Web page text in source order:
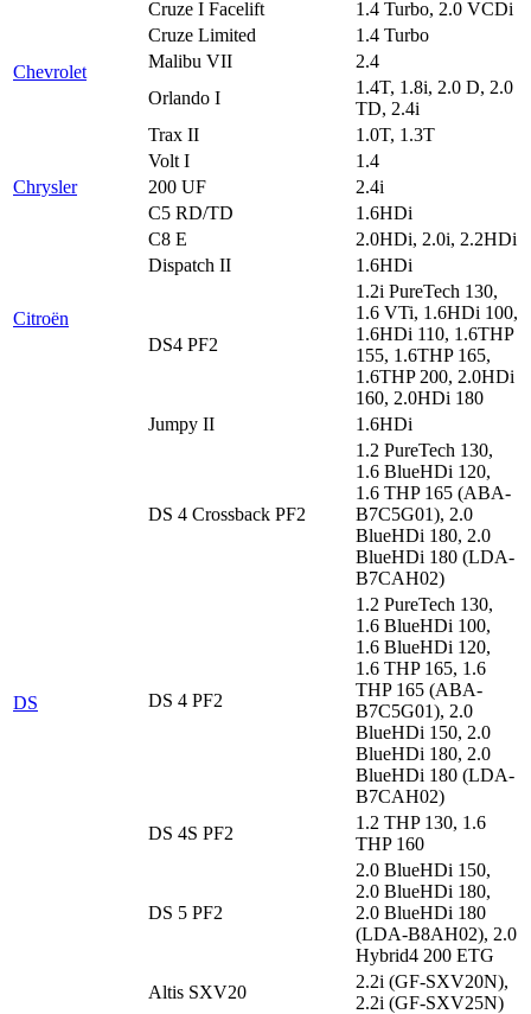
Chevrolet
Cruze I Facelift
1.4 Turbo, 2.0 VCDi
Cruze Limited
1.4 Turbo
Malibu VII
2.4
Orlando I
1.4T, 1.8i, 2.0 D, 2.0
TD, 2.4i
Trax II
1.0T, 1.3T
Volt I
1.4
Chrysler
200 UF 2.4i
Citroën
C5 RD/TD
1.6HDi
C8 E
2.0HDi, 2.0i, 2.2HDi
Dispatch II
1.6HDi
DS4 PF2
1.2i PureTech 130,
1.6 VTi, 1.6HDi 100,
1.6HDi 110, 1.6THP
155, 1.6THP 165,
1.6THP 200, 2.0HDi
160, 2.0HDi 180
Jumpy II
1.6HDi
DS
DS 4 Crossback PF2
1.2 PureTech 130,
1.6 BlueHDi 120,
1.6 THP 165 (ABA-
B7C5G01), 2.0
BlueHDi 180, 2.0
BlueHDi 180 (LDA-
B7CAH02)
DS 4 PF2
1.2 PureTech 130,
1.6 BlueHDi 100,
1.6 BlueHDi 120,
1.6 THP 165, 1.6
THP 165 (ABA-
B7C5G01), 2.0
BlueHDi 150, 2.0
BlueHDi 180, 2.0
BlueHDi 180 (LDA-
B7CAH02)
DS 4S PF2
1.2 THP 130, 1.6
THP 160
DS 5 PF2
2.0 BlueHDi 150,
2.0 BlueHDi 180,
2.0 BlueHDi 180
(LDA-B8AH02), 2.0
Hybrid4 200 ETG
Altis SXV20
2.2i (GF-SXV20N),
2.2i (GF-SXV25N)